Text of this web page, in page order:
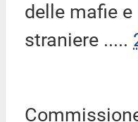
delle mafie
straniere .....